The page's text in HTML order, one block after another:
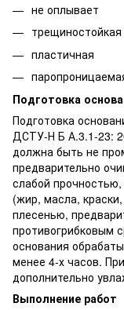
не оплывает
трещиностойкая
пластичная
Подготовка
Подготовка
ДСТУ-Н Б А.3.1-23:
должна быть не
предварительно
слабой
(жир, масла,
плесенью,
противогрибковым
основания
менее 4-х часов.
дополнительно
Выполнение работ